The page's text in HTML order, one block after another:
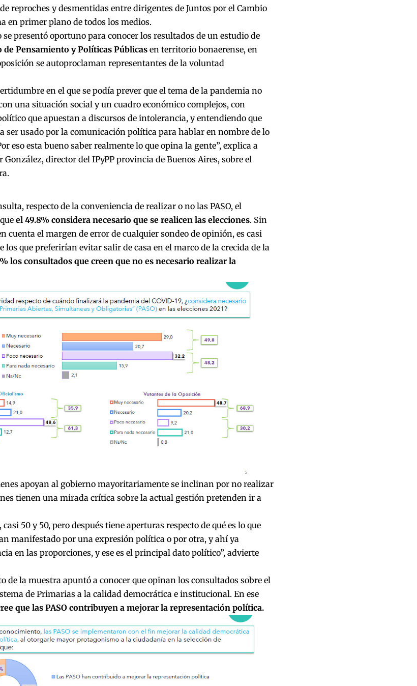
reproches y desmentidas entre dirigentes de Juntos por el Cambio
en primer plano de todos los medios.
se presentó oportuno para conocer los resultados de un estudio de
Pensamiento y Políticas Públicasen territorio bonaerense, en
se autoproclaman representantes de la voluntad
en el que se podía prever que el tema de la pandemia no
una situación social y un cuadro económico complejos, con
que apuestan a discursos de intolerancia, y entendiendo que
ser usado por la comunicación política para hablar en nombre de lo
eso esta bueno saber realmente lo que opina la gente”, explica a
González, director del IPyPP provincia de Buenos Aires, sobre el
respecto de la conveniencia de realizar o no las PASO, el
el 49.8% considera necesario que se realicen las elecciones. Sin
cuenta el margen de error de cualquier sondeo de opinión, es casi
los que preferirían evitar salir de casa en el marco de la crecida de la
los consultados que creen que no es necesario realizar la
apoyan al gobierno mayoritariamente se inclinan por no realizar
tienen una mirada crítica sobre la actual gestión pretenden ir a
50 y 50, pero después tiene aperturas respecto de qué es lo que
manifestado por una expresión política o por otra, y ahí ya
en las proporciones, y ese es el principal dato político”, advierte
de la muestra apuntó a conocer que opinan los consultados sobre el
de Primarias a la calidad democrática e institucional. En ese
que las PASO contribuyen a mejorar la representación política.